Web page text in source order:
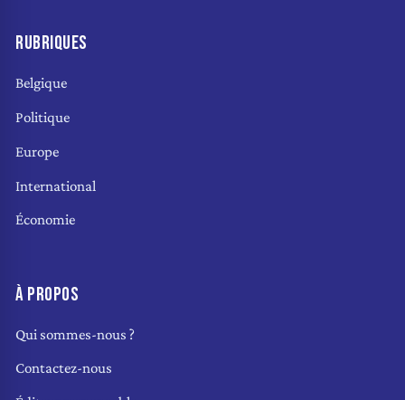
RUBRIQUES
Belgique
Politique
Europe
International
Économie
À PROPOS
Qui sommes-nous ?
Contactez-nous